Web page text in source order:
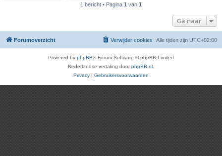
1 bericht • Pagina 1 van 1
Ga naar
Forumoverzicht Alle tijden zijn UTC+02:00
Verwijder cookies
Powered by phpBB® Forum Software © phpBB Limited
Nederlandse vertaling doorphpBB.nl
Privacy | Gebruikersvoorwaarden